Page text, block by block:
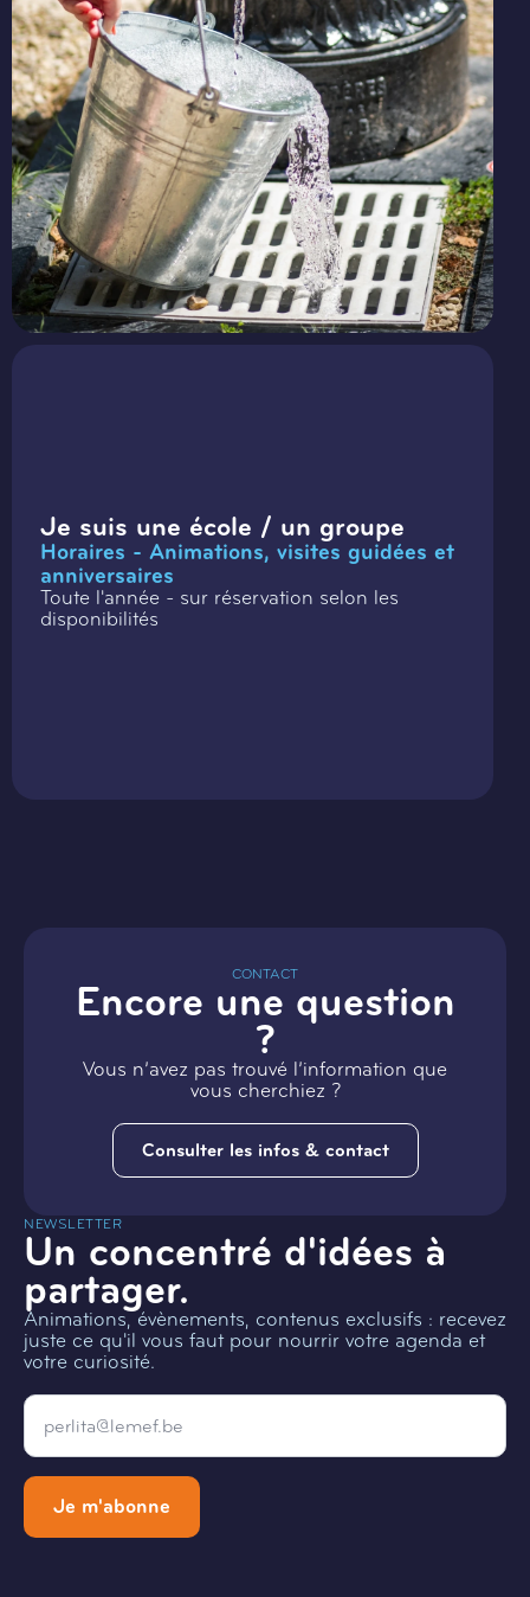
Je suis une école / un groupe
Horaires - Animations, visites guidées et
anniversaires
Toute l'année - sur réservation selon les
disponibilités
CONTACT
Encore une question
?
Vous n’avez pas trouvé l’information que
vous cherchiez ?
Consulter les infos & contact
NEWSLETTER
Un concentré d'idées à
partager.
Animations, évènements, contenus exclusifs : recevez
juste ce qu'il vous faut pour nourrir votre agenda et
votre curiosité.
Email
Je m'abonne